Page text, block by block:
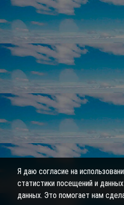
Я даю согласие на
статистики посещений и
данных. Это помогает нам